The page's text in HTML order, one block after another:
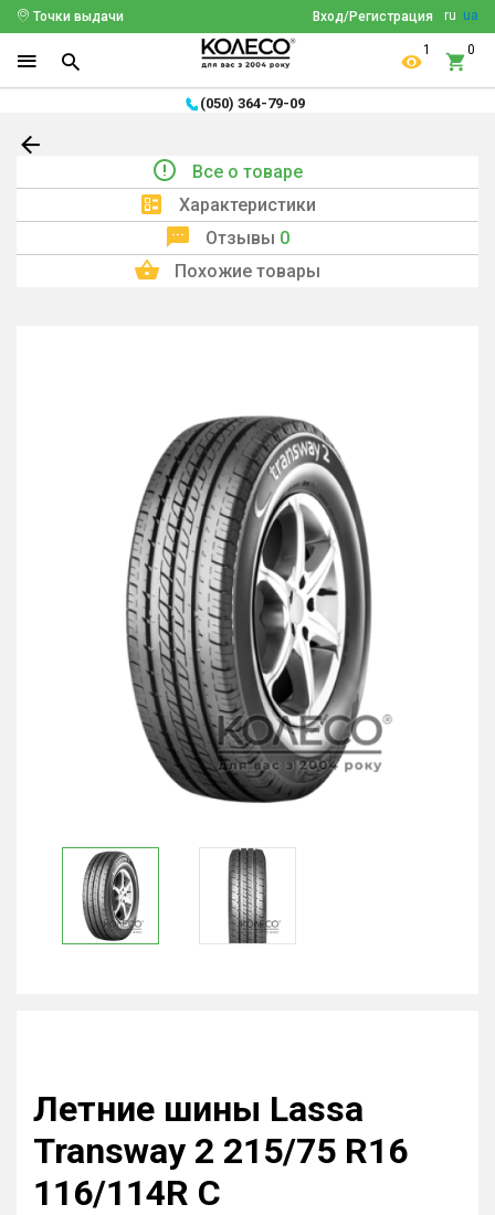
ru ua
Вход/Регистрация
Точки выдачи
1 0
(050) 364-79-09
Все о товаре
Характеристики
Отзывы 0
Похожие товары
Летние шины Lassa
Transway 2 215/75 R16
116/114R C